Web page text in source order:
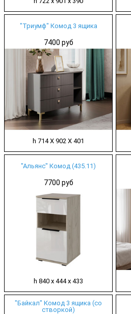
"Триумф" Комод 3 ящика
7400 руб
h 714 Х 902 Х 401
"Альянс" Комод (435.11)
7700 руб
h 840 х 444 х 433
"Байкал" Комод 3 ящика (со
створкой)